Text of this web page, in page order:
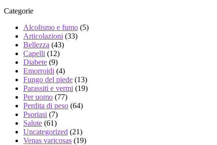
Categorie
Alcolismo e fumo (5)
Articolazioni (33)
Bellezza (43)
Capelli (12)
Diabete (9)
Emorroidi (4)
Fungo del piede (13)
Parassiti e vermi (19)
Per uomo (77)
Perdita di peso (64)
Psoriasi (7)
Salute (61)
Uncategorized (21)
Venas varicosas (19)